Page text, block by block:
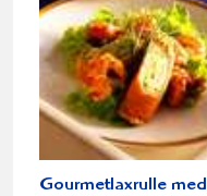
Gourmetlaxrulle med